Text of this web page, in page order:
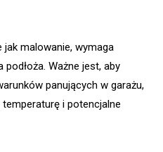
malowanie, wymaga
Ważne jest, aby
panujących w garażu,
i potencjalne